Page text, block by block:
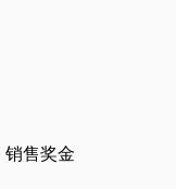
销售奖金